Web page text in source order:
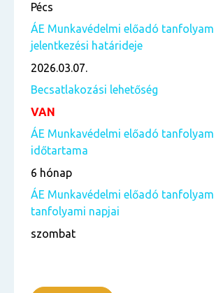
Pécs
ÁE Munkavédelmi előadó tanfolyam
jelentkezési határideje
2026.03.07.
Becsatlakozási lehetőség
VAN
ÁE Munkavédelmi előadó tanfolyam
időtartama
6 hónap
ÁE Munkavédelmi előadó tanfolyam
tanfolyami napjai
szombat